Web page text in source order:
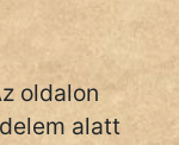
oldalon
alatt